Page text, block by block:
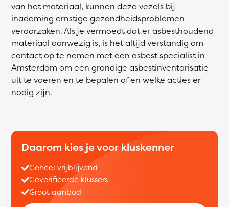
van het materiaal, kunnen deze vezels bij
inademing ernstige gezondheidsproblemen
veroorzaken. Als je vermoedt dat er asbesthoudend
materiaal aanwezig is, is het altijd verstandig om
contact op te nemen met een asbest specialist in
Amsterdam om een grondige asbestinventarisatie
uit te voeren en te bepalen of en welke acties er
nodig zijn.
Daarom kies je voor kluskenner
Geheel vrijblijvend
Geverifieerde klussers
Groot aanbod